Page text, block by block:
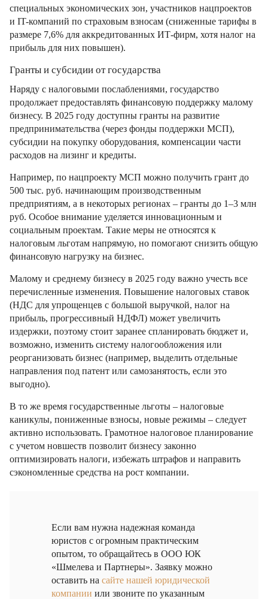
специальных экономических зон, участников нацпроектов
и IT-компаний по страховым взносам (сниженные тарифы в
размере 7,6% для аккредитованных ИТ-фирм, хотя налог на
прибыль для них повышен).
Гранты и субсидии от государства
Наряду с налоговыми послаблениями, государство
продолжает предоставлять финансовую поддержку малому
бизнесу. В 2025 году доступны гранты на развитие
предпринимательства (через фонды поддержки МСП),
субсидии на покупку оборудования, компенсации части
расходов на лизинг и кредиты.
Например, по нацпроекту МСП можно получить грант до
500 тыс. руб. начинающим производственным
предприятиям, а в некоторых регионах – гранты до 1–3 млн
руб. Особое внимание уделяется инновационным и
социальным проектам. Такие меры не относятся к
налоговым льготам напрямую, но помогают снизить общую
финансовую нагрузку на бизнес.
Малому и среднему бизнесу в 2025 году важно учесть все
перечисленные изменения. Повышение налоговых ставок
(НДС для упрощенцев с большой выручкой, налог на
прибыль, прогрессивный НДФЛ) может увеличить
издержки, поэтому стоит заранее спланировать бюджет и,
возможно, изменить систему налогообложения или
реорганизовать бизнес (например, выделить отдельные
направления под патент или самозанятость, если это
выгодно).
В то же время государственные льготы – налоговые
каникулы, пониженные взносы, новые режимы – следует
активно использовать. Грамотное налоговое планирование
с учетом новшеств позволит бизнесу законно
оптимизировать налоги, избежать штрафов и направить
сэкономленные средства на рост компании.
Если вам нужна надежная команда
юристов с огромным практическим
опытом, то обращайтесь в ООО ЮК
«Шмелева и Партнеры». Заявку можно
оставить на сайте нашей юридической
компании или звоните по указанным